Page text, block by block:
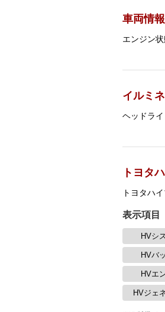
車両情
エンジン
イルミ
ヘッドラ
トヨタ
トヨタハ
表示項目
HVシ
HVバ
HVエ
HVジェ